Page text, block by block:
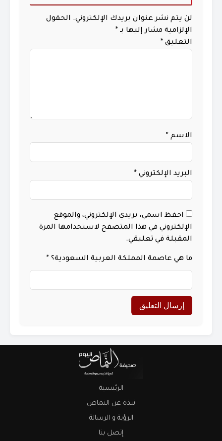
لن يتم نشر عنوان بريدك الإلكتروني. الحقول
الإلزامية مشار إليها بـ *
التعليق *
الاسم *
البريد الإلكتروني *
احفظ اسمي، بريدي الإلكتروني، والموقع
الإلكتروني في هذا المتصفح لاستخدامها المرة
المقبلة في تعليقي.
ما هي عاصمة المملكة العربية السعودية؟ *
الرئيسية
نبذة عن النماص
الرؤية و الرسالة
إتصل بنا